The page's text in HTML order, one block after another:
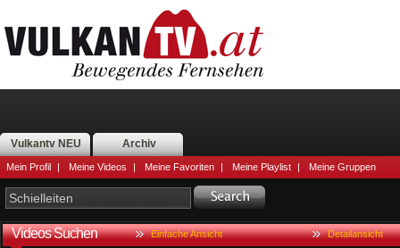
Vulkantv NEU Archiv
Mein Profil | Meine Videos | Meine Favoriten | Meine Playlist | Meine Gruppen
Videos Suchen Einfache Ansicht Detailansicht